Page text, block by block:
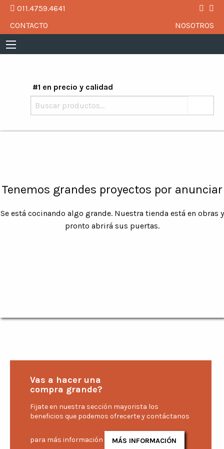
011.4759.4641
CONTACTO
NOSOTROS
#1 en precio y calidad
Tenemos grandes proyectos por anunciar
Se está cocinando algo grande. Nuestra tienda está en obras y
pronto abrirá sus puertas.
Vas a hacer una
compra grande?
Fijate en nuestra sección mayorista los
beneficios que podemos ofrecerte y contáctanos
para más información MÁS INFORMACIÓN